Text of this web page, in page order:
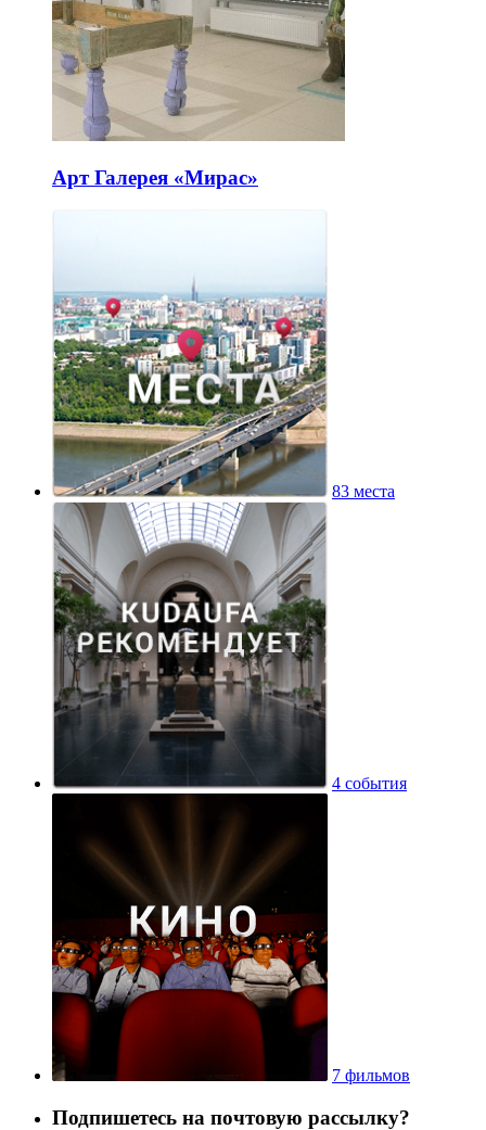
Арт Галерея «Мирас»
83 места
4 события
7 фильмов
Подпишетесь на почтовую рассылку?